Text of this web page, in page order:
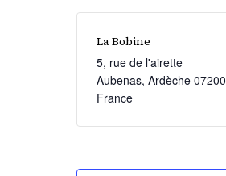
La Bobine
5, rue de l'airette
Aubenas, Ardèche 07200
France